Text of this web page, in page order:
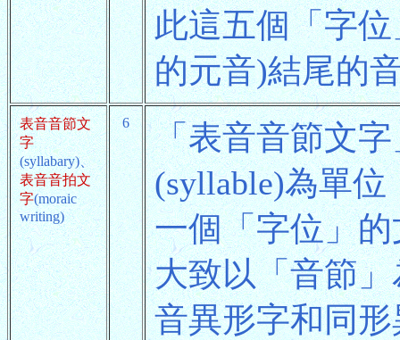
此這五個「字
的元音)結尾的
表音音節文
字
(syllabary)、
表音音拍文
字(moraic
writing)
6
「表音音節文
(syllable)為單
一個「字位」
大致以「音節
音異形字和同